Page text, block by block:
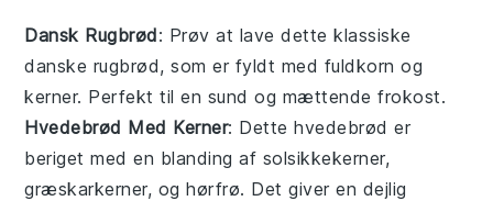
Dansk Rugbrød: Prøv at lave dette klassiske
danske rugbrød, som er fyldt med fuldkorn og
kerner. Perfekt til en sund og mættendefrokost.
Hvedebrød Med Kerner: Dette hvedebrød er
beriget med en blanding af solsikkekerner,
græskarkerner, oghørfrø. Det giver en dejlig